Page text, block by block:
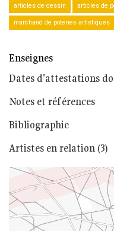
articles de dessin articles de
marchand de poteries artistiques
Enseignes
Dates d'attestations
Notes et références
Bibliographie
Artistes en relation (3)